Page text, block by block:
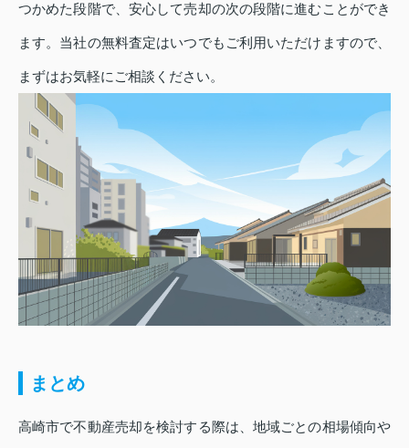
つかめた段階で、安心して売却の次の段階に進むことができ
ます。当社の無料査定はいつでもご利用いただけますので、
まずはお気軽にご相談ください。
まとめ
高崎市で不動産売却を検討する際は、地域ごとの相場傾向や